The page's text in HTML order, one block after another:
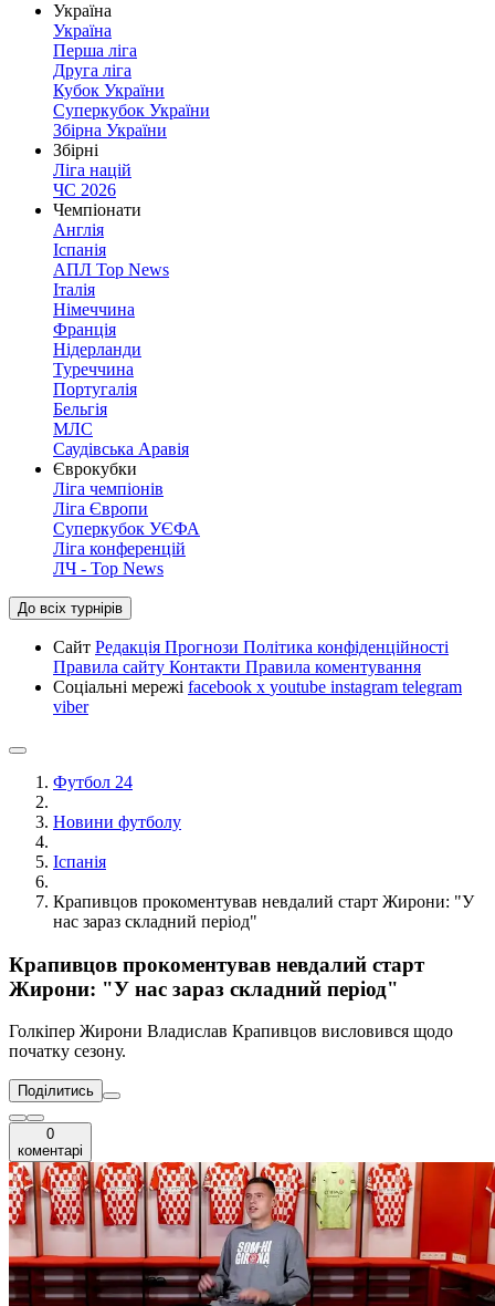
Україна
Україна
Перша ліга
Друга ліга
Кубок України
Суперкубок України
Збірна України
Збірні
Ліга націй
ЧС 2026
Чемпіонати
Англія
Іспанія
АПЛ Top News
Італія
Німеччина
Франція
Нідерланди
Туреччина
Португалія
Бельгія
МЛС
Саудівська Аравія
Єврокубки
Ліга чемпіонів
Ліга Європи
Суперкубок УЄФА
Ліга конференцій
ЛЧ - Top News
До всіх турнірів
Сайт Редакція Прогнози Політика конфіденційності
Правила сайту Контакти Правила коментування
Соціальні мережі facebook x youtube instagram telegram
viber
Футбол 24
Новини футболу
Іспанія
Крапивцов прокоментував невдалий старт Жирони: "У
нас зараз складний період"
Крапивцов прокоментував невдалий старт
Жирони: "У нас зараз складний період"
Голкіпер Жирони Владислав Крапивцов висловився щодо
початку сезону.
Поділитись
0
коментарі